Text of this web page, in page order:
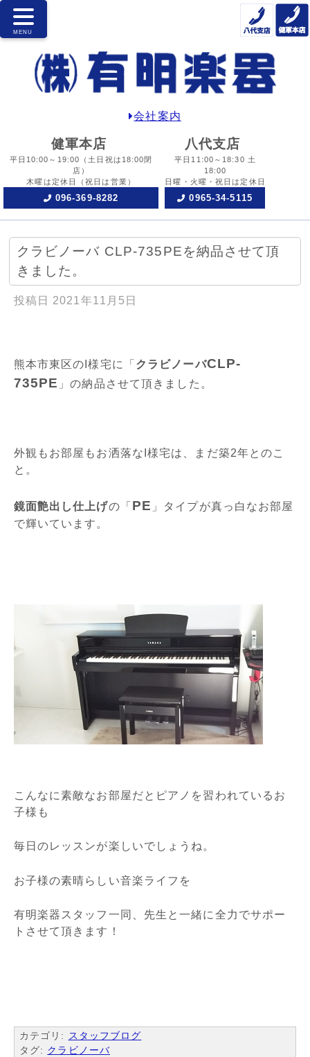
会社案内
健軍本店
平日10:00～19:00
（土日祝は18:00閉
店）
木曜は定休日
（祝日は営業）
096-369-8282
八代支店
平日11:00～18:30 土
18:00
日曜・火曜・祝日は定休日
0965-34-5115
クラビノーバ CLP-735PEを納品させて頂
きました。
投稿日 2021年11月5日
熊本市東区のI様宅に「 クラビノーバCLP-
735PE 」の納品させて頂きました。
外観もお部屋もお洒落なI様宅は、まだ築2年とのこ
と。
鏡面艶出し仕上げの「 PE 」タイプが真っ白なお部屋
で輝いています。
こんなに素敵なお部屋だとピアノを習われているお
子様も
毎日のレッスンが楽しいでしょうね。
お子様の素晴らしい音楽ライフを
有明楽器スタッフ一同、先生と一緒に全力でサポー
トさせて頂きます！
カテゴリ: スタッフブログ
タグ: クラビノーバ